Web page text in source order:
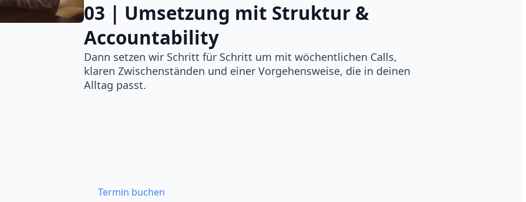
03 | Umsetzung mit Struktur &
Accountability
Dann setzen wir Schritt für Schritt um mit wöchentlichen Calls,
klaren Zwischenständen und einer Vorgehensweise, die in deinen
Alltag passt.
Termin buchen